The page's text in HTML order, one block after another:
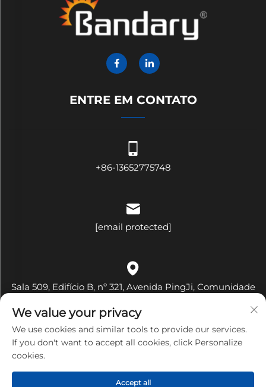
ENTRE EM CONTATO
+86-13652775748
[email protected]
Sala 509, Edifício B, nº 321, Avenida PingJi, Comunidade
Shenzhen, Província de Guangdong, China
Copyright © Shenzhen Bandary Technology Co., Ltd. Todos
We value your privacy
We use cookies and similar tools to provide our services.
If you don't want to accept all cookies, click Personalize
cookies.
Accept all